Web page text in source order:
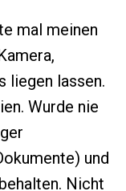
mal meinen
liegen lassen.
Wurde nie
und
Nicht